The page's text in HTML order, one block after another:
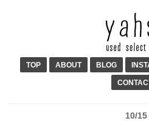
TOP ABOUT BLOG
10/15